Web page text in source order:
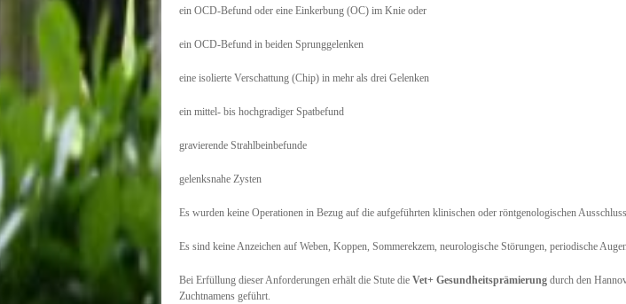
ein OCD-Befund oder eine Einkerbung (OC) im Knie oder
ein OCD-Befund in beiden Sprunggelenken
eine isolierte Verschattung (Chip) in mehr als drei Gelenken
ein mittel- bis hochgradiger Spatbefund
gravierende Strahlbeinbefunde
gelenksnahe Zysten
Es wurden keine Operationen in Bezug auf die aufgeführten klinischen oder röntgenologischen
Es sind keine Anzeichen auf Weben, Koppen, Sommerekzem, neurologische Störungen, periodische
Bei Erfüllung dieser Anforderungen erhält die Stute die Vet+ Gesundheitsprämierung durch den
Zuchtnamens geführt.